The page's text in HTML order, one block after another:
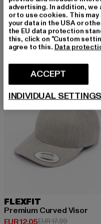
FLEXFIT
Low Profile Cotton Twil
EUR 14,99
Huidige prijs: EUR 14,99
EUR 19,99Actieprijs:
-33%
FLEXFIT
Premium Curved Visor
Huidige prijs: EUR 12,05
EUR 17,99Actieprijs:
advertising. In addition,
or to use cookies. This
your data in the USA or
the EU data protection
this, click on "Custom
agree to this. Data
ACCEPT
INDIVIDUAL